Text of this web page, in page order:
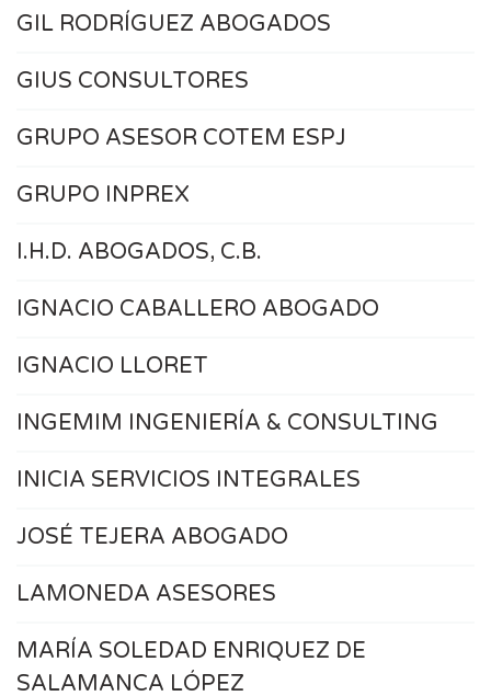
GIL RODRÍGUEZ ABOGADOS
GIUS CONSULTORES
GRUPO ASESOR COTEM ESPJ
GRUPO INPREX
I.H.D. ABOGADOS, C.B.
IGNACIO CABALLERO ABOGADO
IGNACIO LLORET
INGEMIM INGENIERÍA & CONSULTING
INICIA SERVICIOS INTEGRALES
JOSÉ TEJERA ABOGADO
LAMONEDA ASESORES
MARÍA SOLEDAD ENRIQUEZ DE
SALAMANCA LÓPEZ